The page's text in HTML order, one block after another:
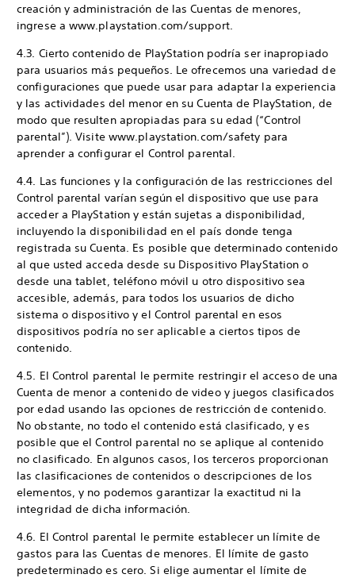
creación y administración de las Cuentas de menores,
ingrese a www.playstation.com/support.
4.3. Cierto contenido de PlayStation podría ser inapropiado
para usuarios más pequeños. Le ofrecemos una variedad de
configuraciones que puede usar para adaptar la experiencia
y las actividades del menor en su Cuenta de PlayStation, de
modo que resulten apropiadas para su edad (“Control
parental”). Visite www.playstation.com/safety para
aprender a configurar el Control parental.
4.4. Las funciones y la configuración de las restricciones del
Control parental varían según el dispositivo que use para
acceder a PlayStation y están sujetas a disponibilidad,
incluyendo la disponibilidad en el país donde tenga
registrada su Cuenta. Es posible que determinado contenido
al que usted acceda desde su Dispositivo PlayStation o
desde una tablet, teléfono móvil u otro dispositivo sea
accesible, además, para todos los usuarios de dicho
sistema o dispositivo y el Control parental en esos
dispositivos podría no ser aplicable a ciertos tipos de
contenido.
4.5. El Control parental le permite restringir el acceso de una
Cuenta de menor a contenido de video y juegos clasificados
por edad usando las opciones de restricción de contenido.
No obstante, no todo el contenido está clasificado, y es
posible que el Control parental no se aplique al contenido
no clasificado. En algunos casos, los terceros proporcionan
las clasificaciones de contenidos o descripciones de los
elementos, y no podemos garantizar la exactitud ni la
integridad de dicha información.
4.6. El Control parental le permite establecer un límite de
gastos para las Cuentas de menores. El límite de gasto
predeterminado es cero. Si elige aumentar el límite de